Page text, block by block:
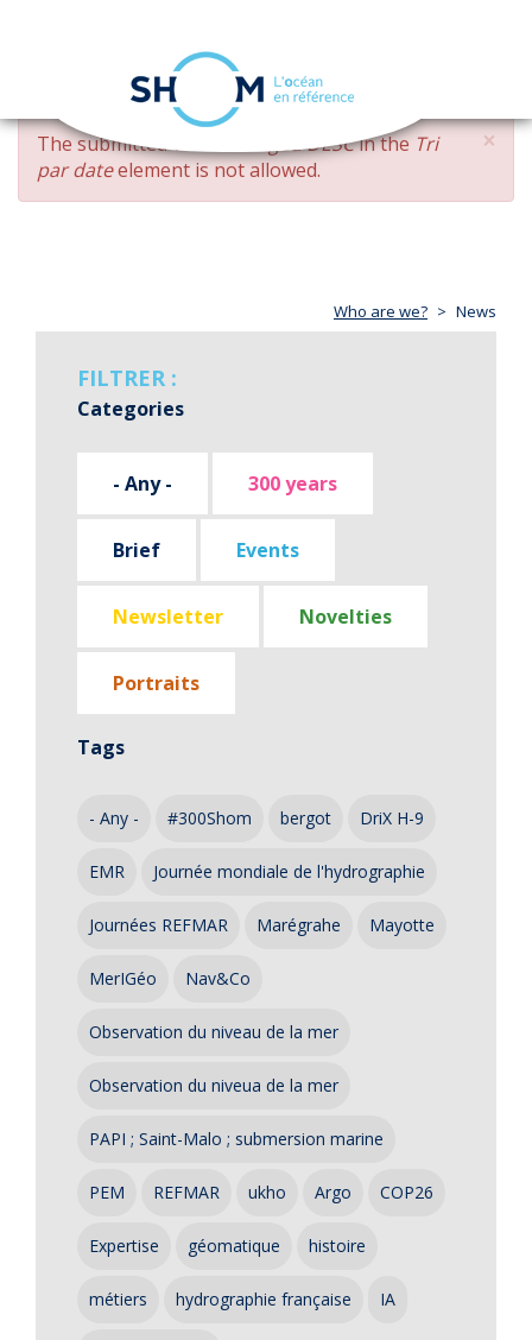
Skip
main
content
navigation
×
ERROR
MESSAGE
The submitted value changed DESCin the Tri
par dateelement is not allowed.
Who are we? News
FILTRER :
Categories
- Any - 300 years
Brief Events
Newsletter Novelties
Portraits
Tags
- Any - #300Shom bergot DriX H-9
EMR Journée mondiale de l'hydrographie
Journées REFMAR Marégrahe Mayotte
MerIGéo Nav&Co
Observation du niveau de la mer
Observation du niveua de la mer
PAPI ; Saint-Malo ; submersion marine
PEM REFMAR ukho Argo COP26
Expertise géomatique histoire
métiers hydrographie française IA